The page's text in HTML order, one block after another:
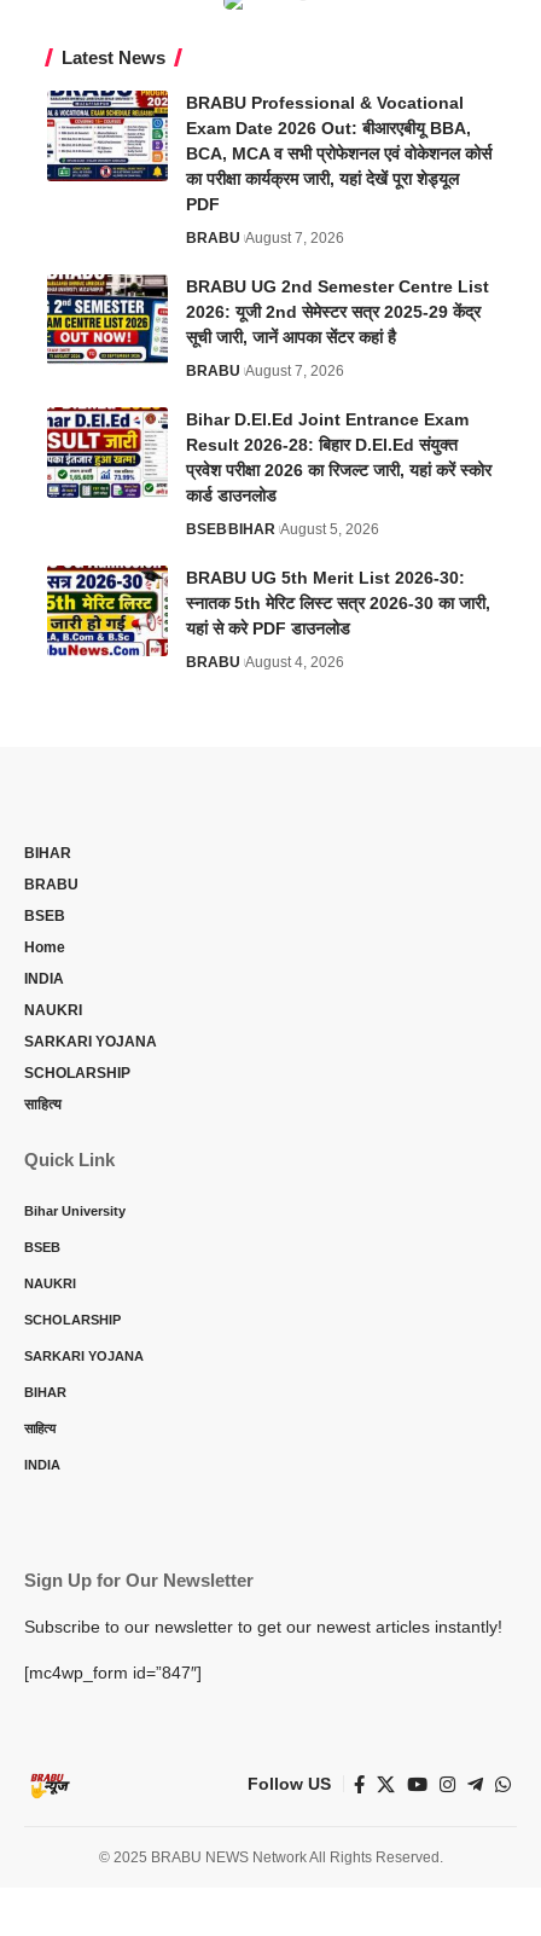
Latest News
BRABU Professional & Vocational
Exam Date 2026 Out: बीआरएबीयू BBA,
BCA, MCA व सभी प्रोफेशनल एवं वोकेशनल कोर्स
का परीक्षा कार्यक्रम जारी, यहां देखें पूरा शेड्यूल
PDF
BRABU August 7, 2026
BRABU UG 2nd Semester Centre List
2026: यूजी 2nd सेमेस्टर सत्र 2025-29 केंद्र
सूची जारी, जानें आपका सेंटर कहां है
BRABU August 7, 2026
Bihar D.El.Ed Joint Entrance Exam
Result 2026-28: बिहार D.El.Ed संयुक्त
प्रवेश परीक्षा 2026 का रिजल्ट जारी, यहां करें स्कोर
कार्ड डाउनलोड
BSEBBIHAR August 5, 2026
BRABU UG 5th Merit List 2026-30:
स्नातक 5th मेरिट लिस्ट सत्र 2026-30 का जारी,
यहां से करे PDF डाउनलोड
BRABU August 4, 2026
BIHAR
BRABU
BSEB
Home
INDIA
NAUKRI
SARKARI YOJANA
SCHOLARSHIP
साहित्य
Quick Link
Bihar University
BSEB
NAUKRI
SCHOLARSHIP
SARKARI YOJANA
BIHAR
साहित्य
INDIA
Sign Up for Our Newsletter
Subscribe to our newsletter to get our newest articles instantly!
[mc4wp_form id=”847″]
Follow US
© 2025 BRABU NEWS Network All Rights Reserved.